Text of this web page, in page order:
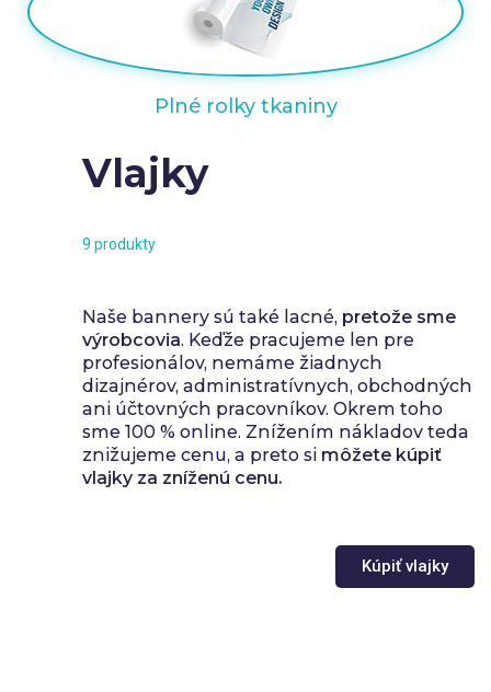
Plné rolky tkaniny
Vlajky
9 produkty
Naše bannery sú také lacné, pretože sme
výrobcovia. Keďže pracujeme len pre
profesionálov, nemáme žiadnych
dizajnérov, administratívnych, obchodných
ani účtovných pracovníkov. Okrem toho
sme 100 % online. Znížením nákladov teda
znižujeme cenu, a preto si môžete kúpiť
vlajky za zníženú cenu.
Kúpiť vlajky